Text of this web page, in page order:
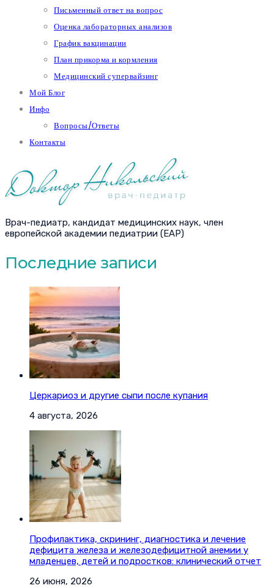
Письменный ответ на вопрос
Оценка лабораторных анализов
График вакцинации
План прикорма и кормления
Медицинский супервайзинг
Мой Блог
Инфо
Вопросы/Ответы
Контакты
Врач-педиатр, кандидат медицинских наук, член
европейской академии педиатрии (EAP)
Последние записи
Церкариоз и другие сыпи после купания
4 августа, 2026
Профилактика, скрининг, диагностика и лечение
дефицита железа и железодефицитной анемии у
младенцев, детей и подростков: клинический отчет
26 июня, 2026